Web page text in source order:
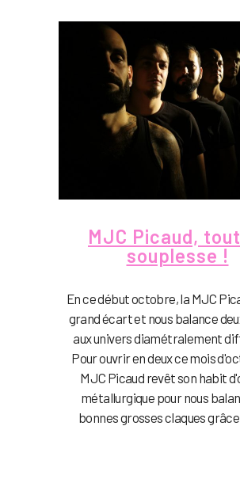
MJC Picaud,
souplesse !
En ce début octobre, la MJC
grand écart et nous balance
aux univers diamétralement
Pour ouvrir en deux ce mois
MJC Picaud revêt son habit
métallurgique pour nous
bonnes grosses claques grâce